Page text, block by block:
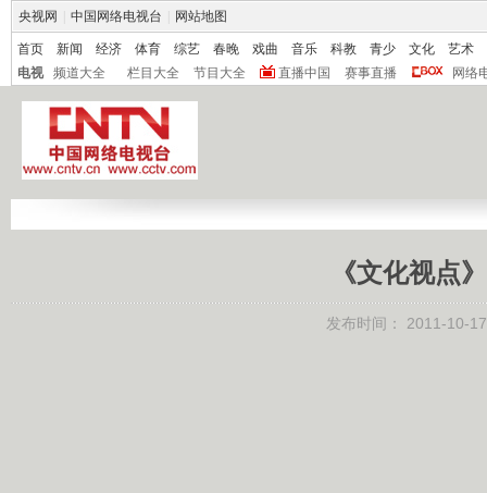
央视网 中国网络电视台 网站地图
首页 新闻 经济 体育 综艺 春晚 戏曲 音乐 科教 青少 文化
艺术
电视
频道大全 栏目大全 节目大全 直播中国 赛事直播 网络
《文化视点
发布时间： 2011-10-